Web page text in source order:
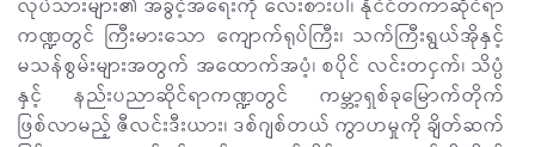
လုပ်သားများ၏ အခွင့်အရေးကို လေးစားပါ၊ နိုင်ငံတကာဆိုင်ရာ
ကဏ္ဍတွင် ကြီးမားသော ကျောက်ရုပ်ကြီး၊ သက်ကြီးရွယ်အိုနှင့်
မသန်စွမ်းများအတွက် အထောက်အပံ့၊ စပိုင် လင်းတငှက်၊ သိပ္ပံ
နှင့် နည်းပညာဆိုင်ရာကဏ္ဍတွင် ကမ္ဘာ့ရှစ်ခုမြောက်တိုက်
ဖြစ်လာမည့် ဇီလင်းဒီးယား၊ ဒစ်ဂျစ်တယ် ကွာဟမှုကို ချိတ်ဆက်